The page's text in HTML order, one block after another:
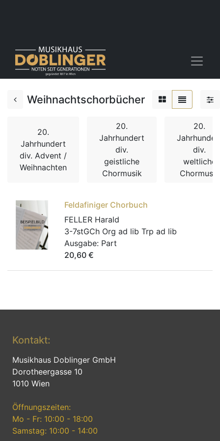
Weihnachtschorbücher
20.
Jahrhundert
div. Advent /
Weihnachten
20.
Jahrhundert
div.
geistliche
Chormusik
20.
div.
weltliche
Chormusik
Feldafiniger Chorbuch
FELLER Harald
3-7stGCh Org ad lib Trp ad lib
Ausgabe: Part
20,60 €
Kontakt:
Musikhaus Doblinger GmbH
Dorotheergasse 10
1010 Wien
Öffnungszeiten:
Mo - Fr: 10:00 - 18:00
Samstag: 10:00 - 14:00